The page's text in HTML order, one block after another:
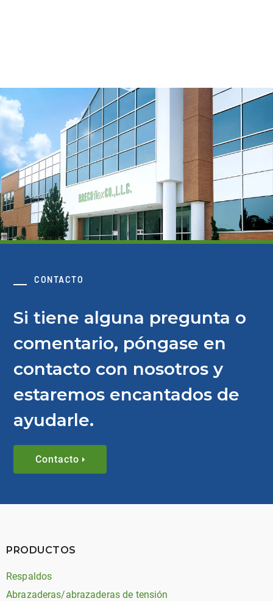
CONTACTO
Si tiene alguna pregunta o
comentario, póngase en
contacto con nosotros y
estaremos encantados de
ayudarle.
Contacto
PRODUCTOS
Respaldos
Abrazaderas/abrazaderas de tensión